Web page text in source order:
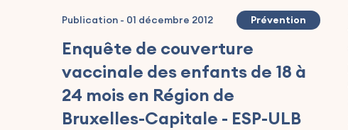
Enquête de couverture
vaccinale des enfants de 18 à
24 mois en Région de
Bruxelles-Capitale - ESP-ULB
Publication - 01 décembre 2012 Prévention